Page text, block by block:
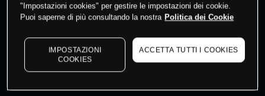
I prezzi sono solo indicativi. Accediper vedere gli ultimi
dati di mercato
to see latest market data
"Impostazioni cookies" per gestire le impostazioni dei cookie.
Puoi saperne di più consultando la nostra Politica dei Cookie
IMPOSTAZIONI
COOKIES
ACCETTA TUTTI I COOKIES